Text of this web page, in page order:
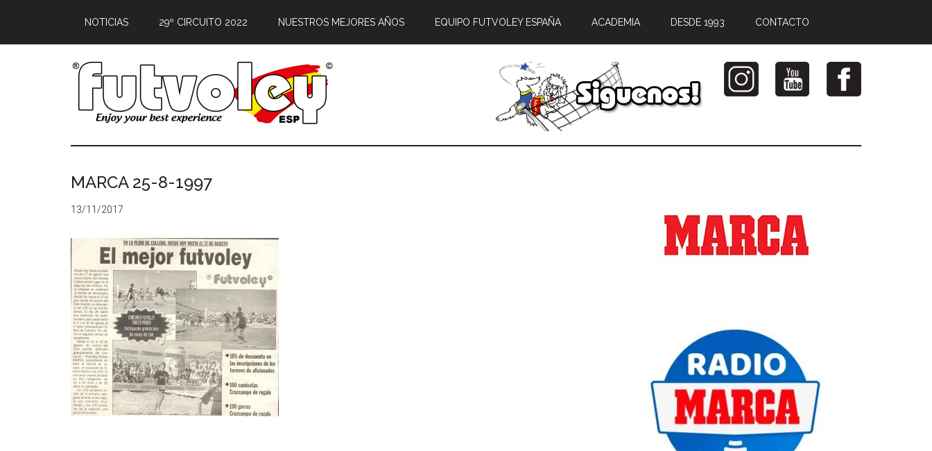
NOTICIAS 29º CIRCUITO 2022 NUESTROS MEJORES AÑOS EQUIPO FUTVOLEY ESPAÑA ACADEMIA DESDE 1993 CONTACTO
MARCA 25-8-1997
13/11/2017